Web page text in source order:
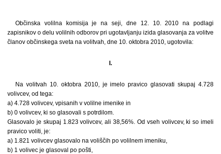
Občinska volilna komisija je na seji, dne 12. 10. 2010 na podlagi
zapisnikov o delu volilnih odborov pri ugotavljanju izida glasovanja za volitve
članov občinskega sveta na volitvah, dne 10. oktobra 2010, ugotovila:
I.
Na volitvah 10. oktobra 2010, je imelo pravico glasovati skupaj 4.728
volivcev, od tega:
a) 4.728 volivcev, vpisanih v volilne imenike in
b) 0 volivcev, ki so glasovali s potrdilom.
Glasovalo je skupaj 1.823 volivcev, ali 38,56%. Od vseh volivcev, ki so imeli
pravico voliti, je:
a) 1.821 volivcev glasovalo na voliščih po volilnem imeniku,
b) 1 volivec je glasoval po pošti,